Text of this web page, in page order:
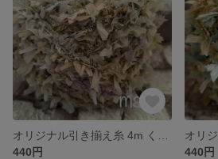
440円
440円